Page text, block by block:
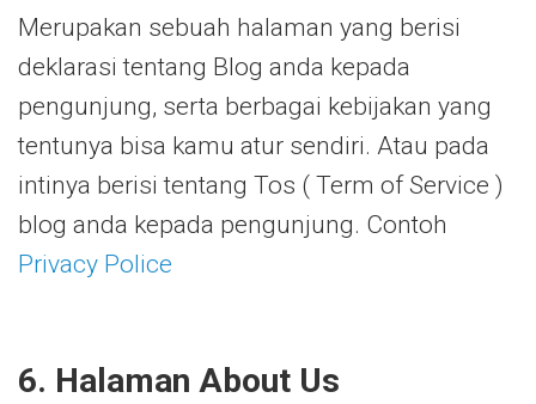
Merupakan sebuah halaman yang berisi
deklarasi tentang Blog anda kepada
pengunjung, serta berbagai kebijakan yang
tentunya bisa kamu atur sendiri. Atau pada
intinya berisi tentang Tos ( Term of Service )
blog anda kepada pengunjung. Contoh
Privacy Police
6. Halaman About Us